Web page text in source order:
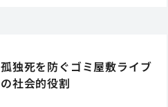
孤独死を防ぐゴミ屋敷ライブ
の社会的役割